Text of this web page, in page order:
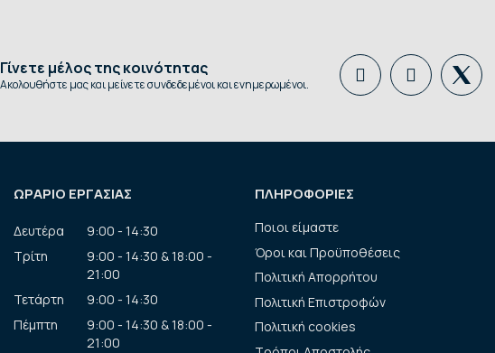
Γίνετε μέλος της κοινότητας
Ακολουθήστε μας και μείνετε συνδεδεμένοι και ενημερωμένοι.
ΩΡΑΡΙΟ ΕΡΓΑΣΙΑΣ
Δευτέρα
9:00 - 14:30
Τρίτη
9:00 - 14:30 & 18:00 -
21:00
Τετάρτη
9:00 - 14:30
Πέμπτη
9:00 - 14:30 & 18:00 -
21:00
ΠΛΗΡΟΦΟΡΙΕΣ
Ποιοι είμαστε
Όροι και Προϋποθέσεις
Πολιτική Απορρήτου
Πολιτική Επιστροφών
Πολιτική cookies